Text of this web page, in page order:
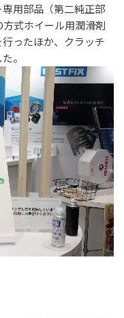
用部品（第二純正部
式ホイール用潤滑剤
行ったほか、クラッチ
。